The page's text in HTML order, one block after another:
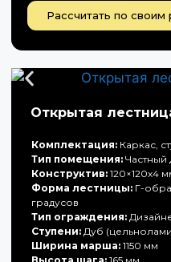
Рассчитать по своим
Открытая
Комплектация: Каркас,
Тип помещения: Частный
Конструктив: 120×120х4
Форма лестницы: Г-
градусов
Тип ограждения:
Ступени: Дуб
Ширина марша: 1150 мм